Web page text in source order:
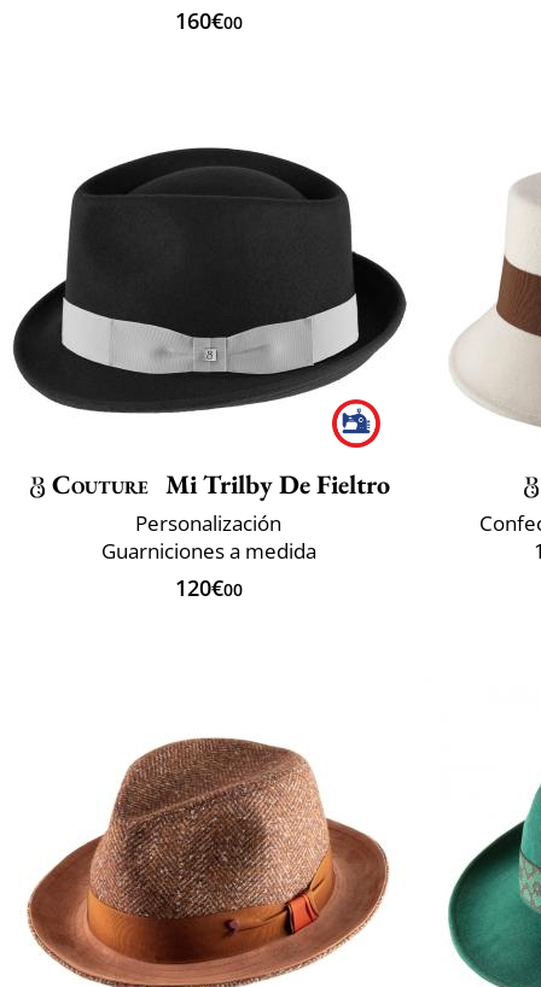
160€00
Couture Mi Trilby De Fieltro
Personalización
Guarniciones a medida
120€00